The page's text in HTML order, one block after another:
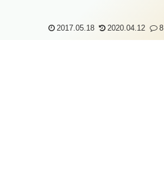
2017.05.18 2020.04.12 8